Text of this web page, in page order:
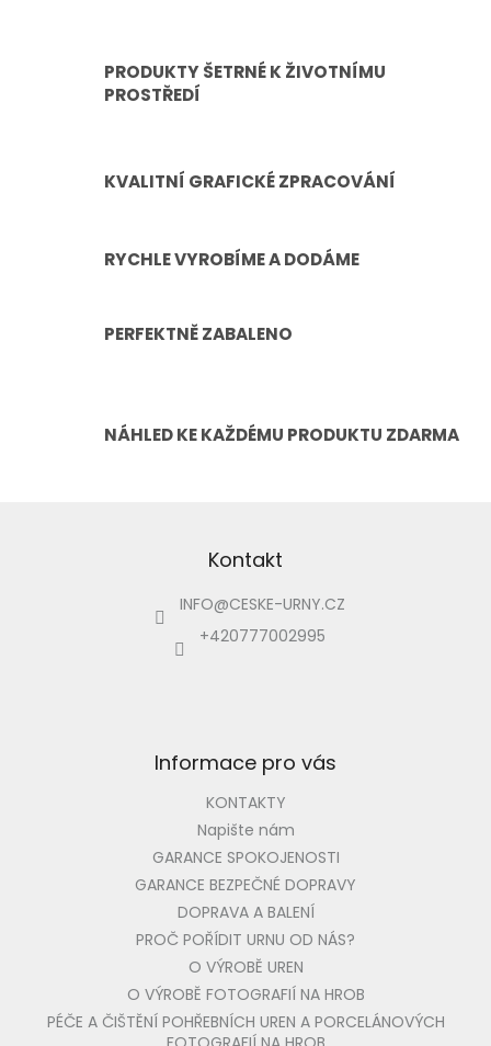
PRODUKTY ŠETRNÉ K ŽIVOTNÍMU
PROSTŘEDÍ
KVALITNÍ GRAFICKÉ ZPRACOVÁNÍ
RYCHLE VYROBÍME A DODÁME
PERFEKTNĚ ZABALENO
NÁHLED KE KAŽDÉMU PRODUKTU ZDARMA
Kontakt
INFO@CESKE-URNY.CZ
+420777002995
Informace pro vás
KONTAKTY
Napište nám
GARANCE SPOKOJENOSTI
GARANCE BEZPEČNÉ DOPRAVY
DOPRAVA A BALENÍ
PROČ POŘÍDIT URNU OD NÁS?
O VÝROBĚ UREN
O VÝROBĚ FOTOGRAFIÍ NA HROB
PÉČE A ČIŠTĚNÍ POHŘEBNÍCH UREN A PORCELÁNOVÝCH